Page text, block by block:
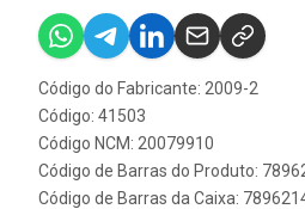
Código do Fabricante: 2009-2
Código: 41503
Código NCM: 20079910
Código de Barras do Produto:
Código de Barras da Caixa: